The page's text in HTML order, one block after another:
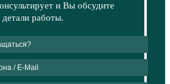
и Вы обсудите
детали работы.